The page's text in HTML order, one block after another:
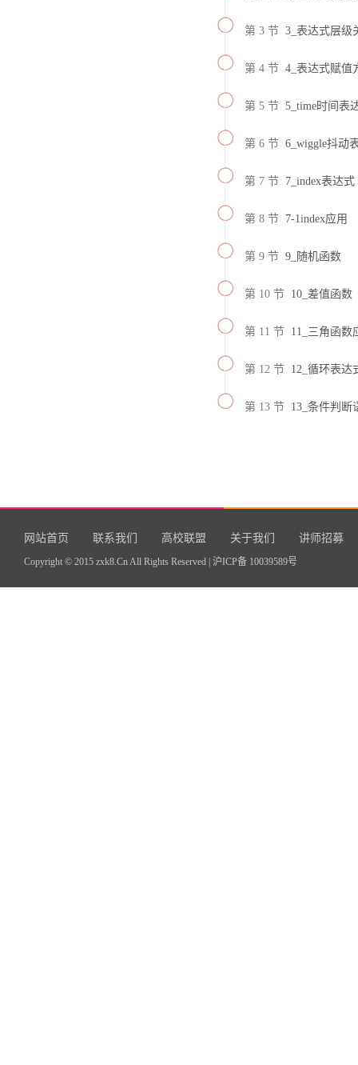
第 3 节 3_表达式层级
第 4 节 4_表达式赋值
第 5 节 5_time时间表
第 6 节 6_wiggle抖动
第 7 节 7_index表达式
第 8 节 7-1index应用
第 9 节 9_随机函数
第 10 节 10_差值函数
第 11 节 11_三角函数
第 12 节 12_循环表达
第 13 节 13_条件判断
网站首页 联系我们 高校联盟 关于我们 讲师招募
Copyright © 2015 zxk8.Cn All Rights Reserved | 沪ICP备 10039589号